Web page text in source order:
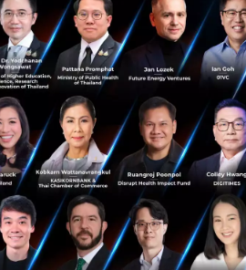
Seed n-vest-venture
Trending Tags
Corporate Innovation
Digital Transformation
E-Commerce